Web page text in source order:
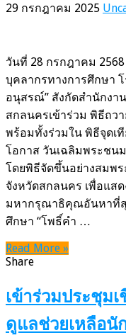
29 กรกฎาคม 2025
วันที่ 28 กรกฎาคม
บุคลากรทางการศึกษา
อนุสรณ์” สังกัดสำนักงา
สกลนครเข้าร่วม พิธีถว
พร้อมทั้งร่วมใน พิธีจุดเ
โอกาส วันเฉลิมพระชน
โดยพิธีจัดขึ้นอย่างสมพ
จังหวัดสกลนคร เพื่อแส
มหากรุณาธิคุณอันหาที่สุ
ศึกษา “โพธิ์คำ …
Read More »
Share
เข้าร่วมประชุม
ดูแลช่วยเหลือนั